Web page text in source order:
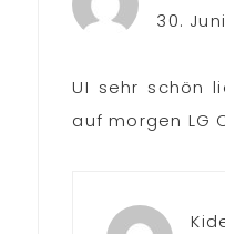
30.
UI sehr schön
auf morgen LG